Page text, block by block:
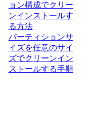
ョン構成でクリー
ンインストールす
る方法
パーティションサ
イズを任意のサイ
ズでクリーンイン
ストールする手順